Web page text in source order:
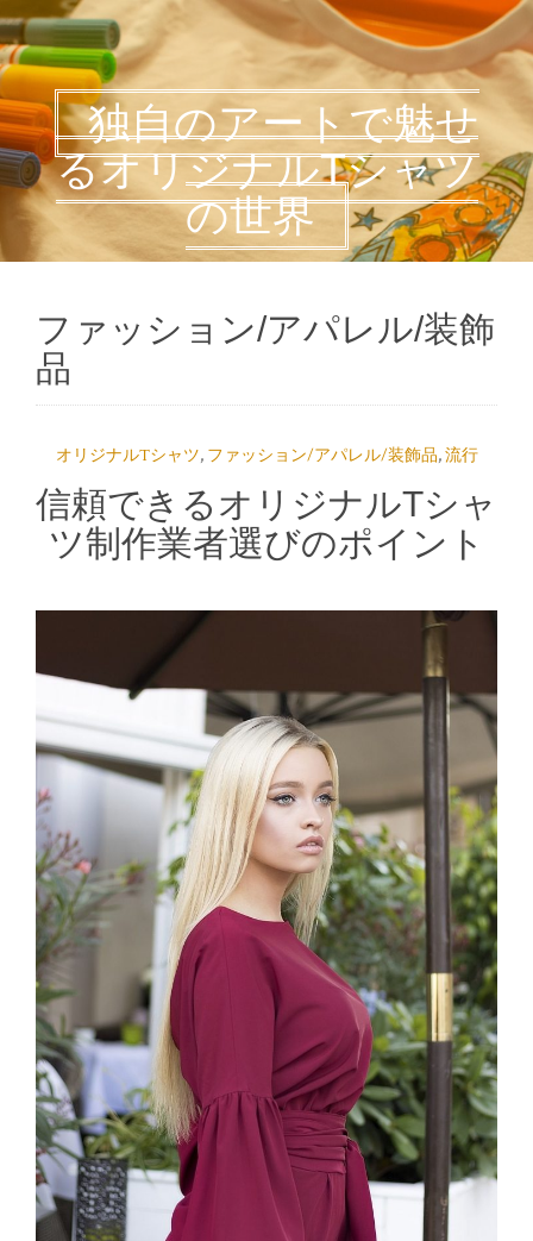
独自のアートで魅せ
るオリジナルTシャツ
の世界
ファッション/アパレル/装飾
品
オリジナルTシャツ, ファッション/アパレル/装飾品,流行
信頼できるオリジナルTシャ
ツ制作業者選びのポイント